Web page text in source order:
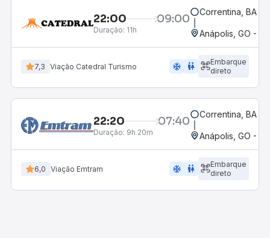
22:00 09:00
Duração: 11h
Correntina, BA -
Anápolis, GO -
7,3 Viação Catedral Turismo ac_unit wc
Embarque
direto
22:20 07:40
Duração: 9h 20m
Correntina, BA -
Anápolis, GO -
6,0 Viação Emtram ac_unit wc
Embarque
direto